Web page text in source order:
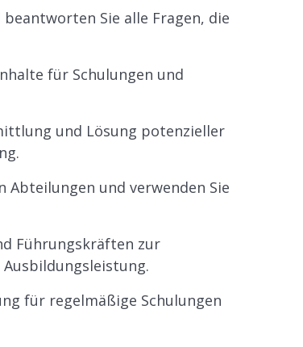
Sie alle Fragen, die
für Schulungen und
und Lösung potenzieller
Abteilungen und verwenden Sie
Führungskräften zur
für regelmäßige Schulungen